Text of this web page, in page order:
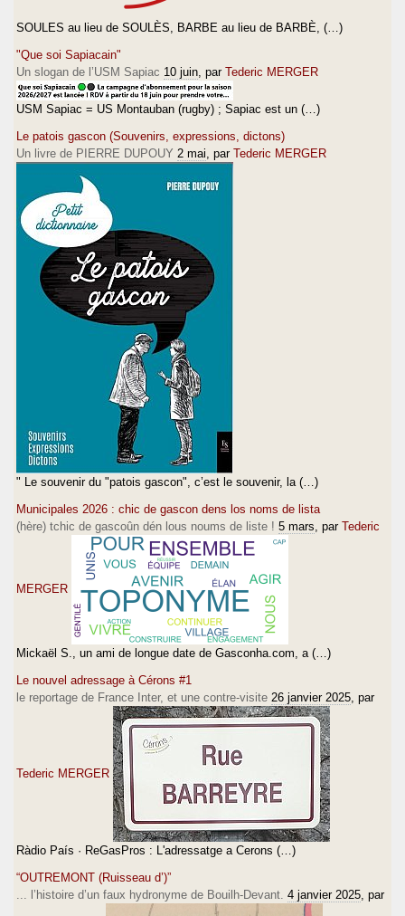
SOULES au lieu de SOULÈS, BARBE au lieu de BARBÈ, (…)
"Que soi Sapiacain"
Un slogan de l’USM Sapiac 10 juin , par Tederic MERGER
USM Sapiac = US Montauban (rugby) ; Sapiac est un (…)
Le patois gascon (Souvenirs, expressions, dictons)
Un livre de PIERRE DUPOUY 2 mai , par Tederic MERGER
" Le souvenir du "patois gascon", c’est le souvenir, la (…)
Municipales 2026 : chic de gascon dens los noms de lista
(hère) tchic de gascoûn dén lous noums de liste ! 5 mars , par Tederic
MERGER
Mickaël S., un ami de longue date de Gasconha.com, a (…)
Le nouvel adressage à Cérons #1
le reportage de France Inter, et une contre-visite 26 janvier 2025 , par
Tederic MERGER
Ràdio País · ReGasPros : L'adressatge a Cerons (…)
“OUTREMONT (Ruisseau d’)”
... l’histoire d’un faux hydronyme de Bouilh-Devant. 4 janvier 2025 , par